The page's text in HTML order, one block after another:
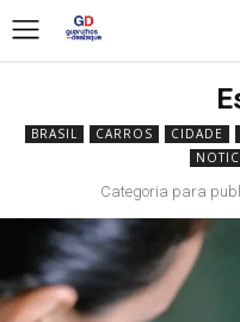
BRASIL CARROS CIDADE
Categoria para